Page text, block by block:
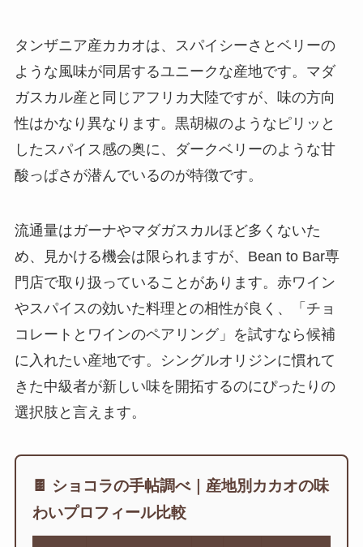
タンザニア産カカオは、スパイシーさとベリーの
ような風味が同居するユニークな産地です。マダ
ガスカル産と同じアフリカ大陸ですが、味の方向
性はかなり異なります。黒胡椒のようなピリッと
したスパイス感の奥に、ダークベリーのような甘
酸っぱさが潜んでいるのが特徴です。
流通量はガーナやマダガスカルほど多くないた
め、見かける機会は限られますが、Bean to Bar専
門店で取り扱っていることがあります。赤ワイン
やスパイスの効いた料理との相性が良く、「チョ
コレートとワインのペアリング」を試すなら候補
に入れたい産地です。シングルオリジンに慣れて
きた中級者が新しい味を開拓するのにぴったりの
選択肢と言えます。
🍫 ショコラの手帖調べ｜産地別カカオの味
わいプロフィール比較